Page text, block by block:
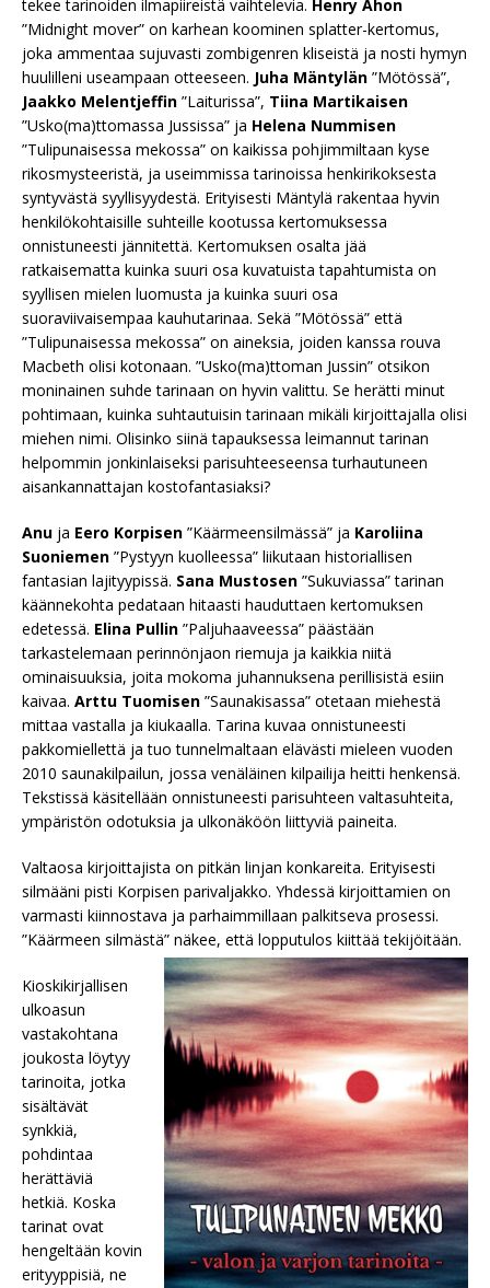
tekee tarinoiden ilmapiireistä vaihtelevia. Henry Ahon
”Midnight mover” on karhean koominen splatter-kertomus,
joka ammentaa sujuvasti zombigenren kliseistä ja nosti hymyn
huulilleni useampaan otteeseen. Juha Mäntylän ”Mötössä”,
Jaakko Melentjeffin ”Laiturissa”, Tiina Martikaisen
”Usko(ma)ttomassa Jussissa” ja Helena Nummisen
”Tulipunaisessa mekossa” on kaikissa pohjimmiltaan kyse
rikosmysteeristä, ja useimmissa tarinoissa henkirikoksesta
syntyvästä syyllisyydestä. Erityisesti Mäntylä rakentaa hyvin
henkilökohtaisille suhteille kootussa kertomuksessa
onnistuneesti jännitettä. Kertomuksen osalta jää
ratkaisematta kuinka suuri osa kuvatuista tapahtumista on
syyllisen mielen luomusta ja kuinka suuri osa
suoraviivaisempaa kauhutarinaa. Sekä ”Mötössä” että
”Tulipunaisessa mekossa” on aineksia, joiden kanssa rouva
Macbeth olisi kotonaan. ”Usko(ma)ttoman Jussin” otsikon
moninainen suhde tarinaan on hyvin valittu. Se herätti minut
pohtimaan, kuinka suhtautuisin tarinaan mikäli kirjoittajalla olisi
miehen nimi. Olisinko siinä tapauksessa leimannut tarinan
helpommin jonkinlaiseksi parisuhteeseensa turhautuneen
aisankannattajan kostofantasiaksi?
Anu ja Eero Korpisen ”Käärmeensilmässä” ja Karoliina
Suoniemen ”Pystyyn kuolleessa” liikutaan historiallisen
fantasian lajityypissä. Sana Mustosen ”Sukuviassa” tarinan
käännekohta pedataan hitaasti hauduttaen kertomuksen
edetessä. Elina Pullin ”Paljuhaaveessa” päästään
tarkastelemaan perinnönjaon riemuja ja kaikkia niitä
ominaisuuksia, joita mokoma juhannuksena perillisistä esiin
kaivaa. Arttu Tuomisen ”Saunakisassa” otetaan miehestä
mittaa vastalla ja kiukaalla. Tarina kuvaa onnistuneesti
pakkomiellettä ja tuo tunnelmaltaan elävästi mieleen vuoden
2010 saunakilpailun, jossa venäläinen kilpailija heitti henkensä.
Tekstissä käsitellään onnistuneesti parisuhteen valtasuhteita,
ympäristön odotuksia ja ulkonäköön liittyviä paineita.
Valtaosa kirjoittajista on pitkän linjan konkareita. Erityisesti
silmääni pisti Korpisen parivaljakko. Yhdessä kirjoittamien on
varmasti kiinnostava ja parhaimmillaan palkitseva prosessi.
”Käärmeen silmästä” näkee, että lopputulos kiittää tekijöitään.
Kioskikirjallisen
ulkoasun
vastakohtana
joukosta löytyy
tarinoita, jotka
sisältävät
synkkiä,
pohdintaa
herättäviä
hetkiä. Koska
tarinat ovat
hengeltään kovin
erityyppisiä, ne